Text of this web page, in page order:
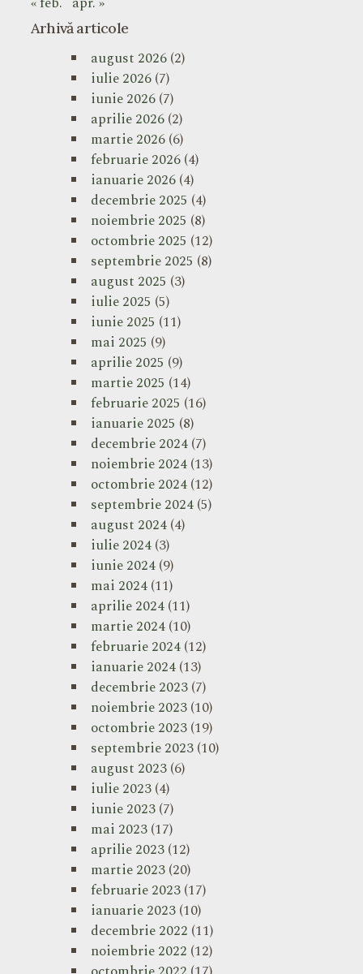
Arhivă articole
august 2026(2)
iulie 2026(7)
iunie 2026(7)
aprilie 2026(2)
martie 2026(6)
februarie 2026(4)
ianuarie 2026(4)
decembrie 2025 (4)
noiembrie 2025 (8)
octombrie 2025 (12)
septembrie 2025 (8)
august 2025 (3)
iulie 2025 (5)
iunie 2025 (11)
mai 2025 (9)
aprilie 2025 (9)
martie 2025 (14)
februarie 2025 (16)
ianuarie 2025 (8)
decembrie 2024(7)
noiembrie 2024(13)
octombrie 2024(12)
septembrie 2024(5)
august 2024(4)
iulie 2024(3)
iunie 2024(9)
mai 2024(11)
aprilie 2024(11)
martie 2024(10)
februarie 2024(12)
ianuarie 2024(13)
decembrie 2023(7)
noiembrie 2023(10)
octombrie 2023(19)
septembrie 2023(10)
august 2023(6)
iulie 2023(4)
iunie 2023(7)
mai 2023(17)
aprilie 2023(12)
martie 2023(20)
februarie 2023(17)
ianuarie 2023(10)
decembrie 2022 (11)
noiembrie 2022 (12)